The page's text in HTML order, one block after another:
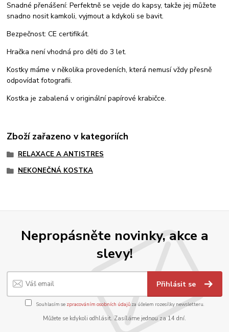
Snadné přenášení: Perfektně se vejde do kapsy, takže jej můžete
snadno nosit kamkoli, vyjmout a kdykoli se bavit.
Bezpečnost: CE certifikát.
Hračka není vhodná pro děti do 3 let.
Kostky máme v několika provedeních, která nemusí vždy přesně
odpovídat fotografii.
Kostka je zabalená v originální papírové krabičce.
Zboží zařazeno v kategoriích
RELAXACE A ANTISTRES
NEKONEČNÁ KOSTKA
Nepropásněte novinky, akce a
slevy!
Přihlásit se
Souhlasím se zpracováním osobních údajůza účelem rozesílky newsletteru.
Můžete se kdykoli odhlásit. Zasíláme jednou za 14 dní.